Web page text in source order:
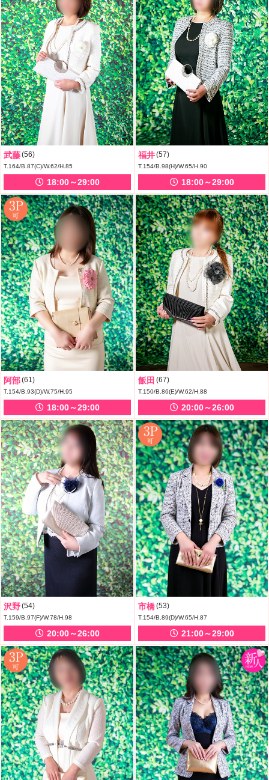
武藤(56)
T.164/B.87(C)/W.62/H.85
18:00～29:00
福井(57)
T.154/B.98(H)/W.65/H.90
18:00～29:00
阿部(61)
T.154/B.93(D)/W.75/H.95
18:00～29:00
飯田 (67)
T.150/B.86(E)/W.62/H.88
20:00～26:00
沢野(54)
T.159/B.97(F)/W.78/H.98
20:00～26:00
市橋(53)
T.154/B.89(D)/W.65/H.87
21:00～29:00